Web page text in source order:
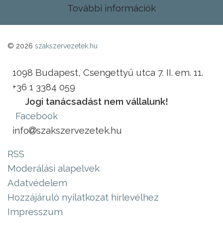
További információk
© 2026 szakszervezetek.hu
1098 Budapest, Csengettyű utca 7. II. em. 11.
+36 1 3384 059
Jogi tanácsadást nem vállalunk!
Facebook
info
szakszervezetek.hu
RSS
Moderálási alapelvek
Adatvédelem
Hozzájáruló nyilatkozat hírlevélhez
Impresszum